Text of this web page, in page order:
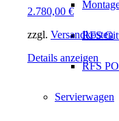
RFS
RFS
Servierwagen
2.780,00 €
zzgl. Versandkosten
Details anzeigen